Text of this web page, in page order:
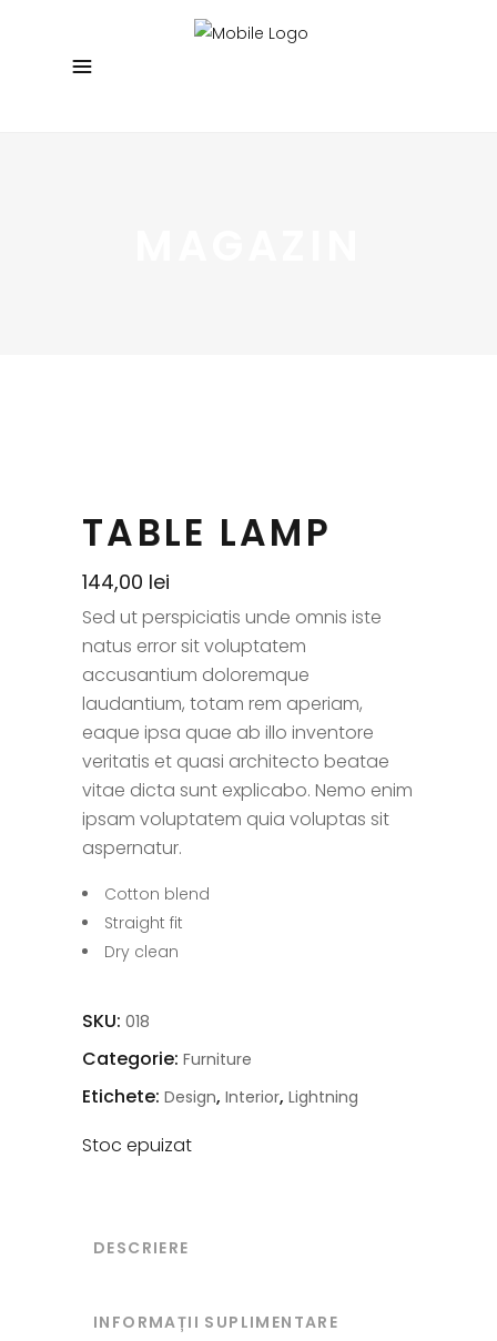
TABLE LAMP
144,00 lei
Sed ut perspiciatis unde omnis iste
natus error sit voluptatem
accusantium doloremque
laudantium, totam rem aperiam,
eaque ipsa quae ab illo inventore
veritatis et quasi architecto beatae
vitae dicta sunt explicabo. Nemo enim
ipsam voluptatem quia voluptas sit
aspernatur.
Cotton blend
Straight fit
Dry clean
SKU: 018
Categorie: Furniture
Etichete: Design, Interior, Lightning
Stoc epuizat
DESCRIERE
INFORMAȚII SUPLIMENTARE